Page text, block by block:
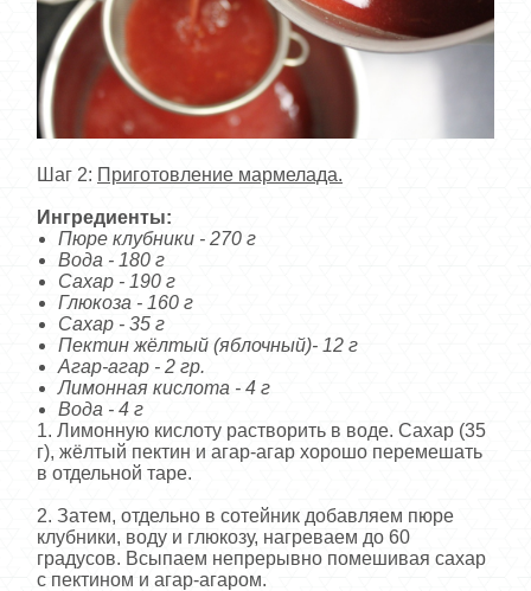
Шаг 2: Приготовление мармелада.
Ингредиенты:
Пюре клубники - 270 г
Вода - 180 г
Сахар - 190 г
Глюкоза - 160 г
Сахар - 35 г
Пектин жёлтый (яблочный)- 12 г
Агар-агар - 2 гр.
Лимонная кислота - 4 г
Вода - 4 г
1. Лимонную кислоту растворить в воде. Сахар (35
г), жёлтый пектин и агар-агар хорошо перемешать
в отдельной таре.
2. Затем, отдельно в сотейник добавляем пюре
клубники, воду и глюкозу, нагреваем до 60
градусов. Всыпаем непрерывно помешивая сахар
с пектином и агар-агаром.